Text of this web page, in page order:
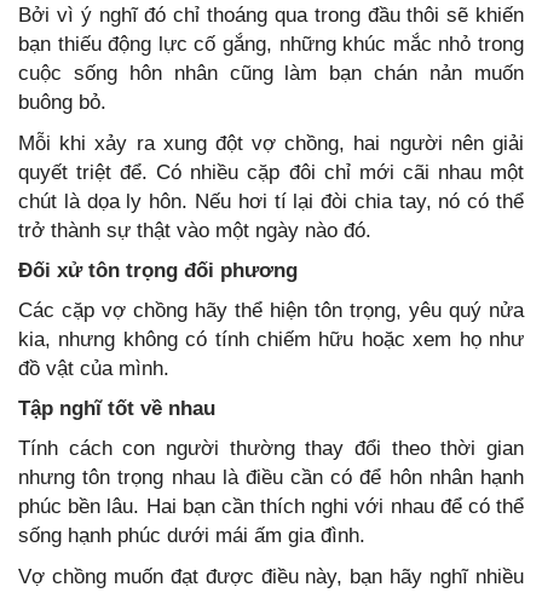
Bởi vì ý nghĩ đó chỉ thoáng qua trong đầu thôi sẽ khiến
bạn thiếu động lực cố gắng, những khúc mắc nhỏ trong
cuộc sống hôn nhân cũng làm bạn chán nản muốn
buông bỏ.
Mỗi khi xảy ra xung đột vợ chồng, hai người nên giải
quyết triệt để. Có nhiều cặp đôi chỉ mới cãi nhau một
chút là dọa ly hôn. Nếu hơi tí lại đòi chia tay, nó có thể
trở thành sự thật vào một ngày nào đó.
Đối xử tôn trọng đối phương
Các cặp vợ chồng hãy thể hiện tôn trọng, yêu quý nửa
kia, nhưng không có tính chiếm hữu hoặc xem họ như
đồ vật của mình.
Tập nghĩ tốt về nhau
Tính cách con người thường thay đổi theo thời gian
nhưng tôn trọng nhau là điều cần có để hôn nhân hạnh
phúc bền lâu. Hai bạn cần thích nghi với nhau để có thể
sống hạnh phúc dưới mái ấm gia đình.
Vợ chồng muốn đạt được điều này, bạn hãy nghĩ nhiều